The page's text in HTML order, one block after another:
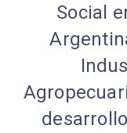
Social